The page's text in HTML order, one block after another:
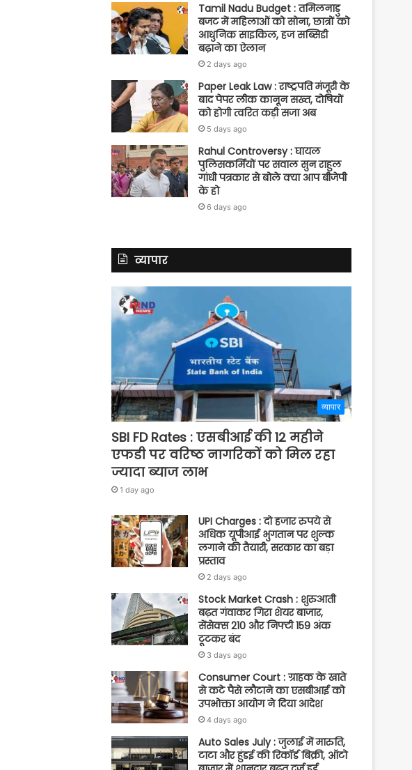
Tamil Nadu Budget : तमिलनाडु
बजट में महिलाओं को सोना, छात्रों को
आधुनिक साइकिल, हज सब्सिडी
बढ़ाने का ऐलान
2 days ago
Paper Leak Law : राष्ट्रपति मंजूरी के
बाद पेपर लीक कानून सख्त, दोषियों
को होगी त्वरित कड़ी सजा अब
5 days ago
Rahul Controversy : घायल
पुलिसकर्मियों पर सवाल सुन राहुल
गांधी पत्रकार से बोले क्या आप बीजेपी
के हो
6 days ago
व्यापार
व्यापार
SBI FD Rates : एसबीआई की 12 महीने
एफडी पर वरिष्ठ नागरिकों को मिल रहा
ज्यादा ब्याज लाभ
1 day ago
UPI Charges : दो हजार रुपये से
अधिक यूपीआई भुगतान पर शुल्क
लगाने की तैयारी, सरकार का बड़ा
प्रस्ताव
2 days ago
Stock Market Crash : शुरुआती
बढ़त गंवाकर गिरा शेयर बाजार,
सेंसेक्स 210 और निफ्टी 159 अंक
टूटकर बंद
3 days ago
Consumer Court : ग्राहक के खाते
से कटे पैसे लौटाने का एसबीआई को
उपभोक्ता आयोग ने दिया आदेश
4 days ago
Auto Sales July : जुलाई में मारुति,
टाटा और हुंडई की रिकॉर्ड बिक्री, ऑटो